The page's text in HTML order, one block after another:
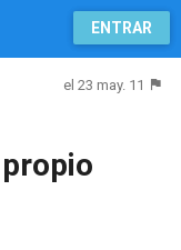
ENTRAR
el 23 may. 11